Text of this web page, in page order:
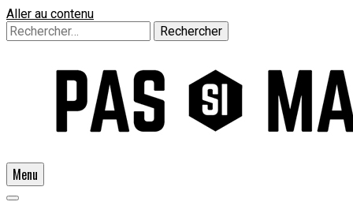
Aller au contenu
Rechercher :
Un guide pour l'homme moderne
Menu